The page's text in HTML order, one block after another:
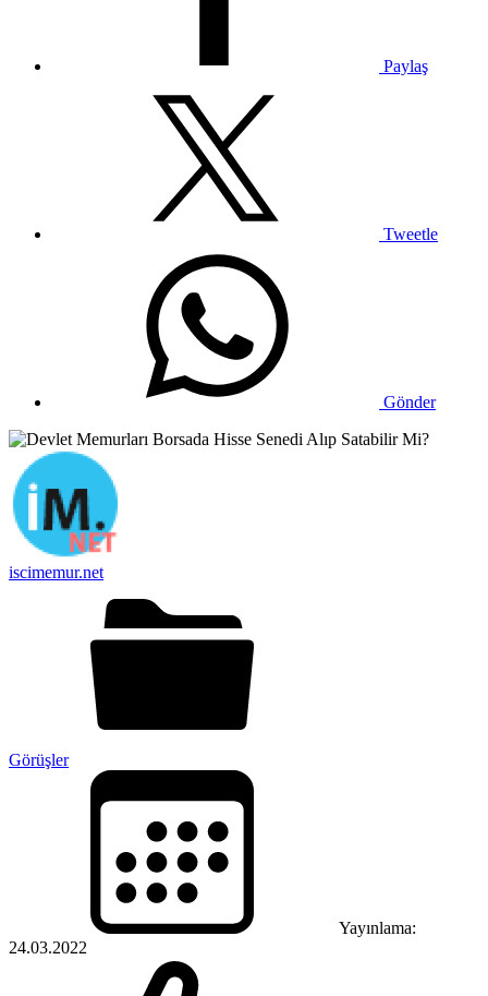
Paylaş
Tweetle
Gönder
iscimemur.net
Görüşler
Yayınlama:
24.03.2022